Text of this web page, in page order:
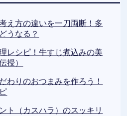
え方の違いを一刀両断！多
うなる？
レシピ！牛すじ煮込みの美
授）
わりのおつまみを作ろう！
ト（カスハラ）のスッキリ